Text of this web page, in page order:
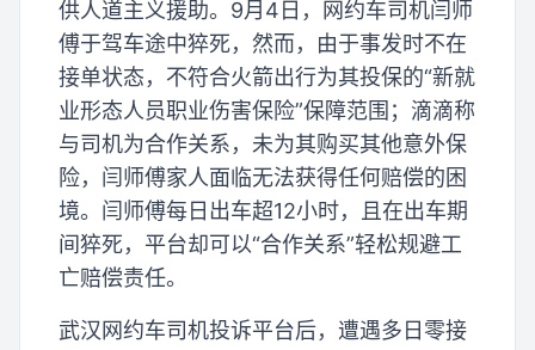
供人道主义援助。9月4日，网约车司机闫师
傅于驾车途中猝死，然而，由于事发时不在
接单状态，不符合火箭出行为其投保的“新就
业形态人员职业伤害保险”保障范围；滴滴称
与司机为合作关系，未为其购买其他意外保
险，闫师傅家人面临无法获得任何赔偿的困
境。闫师傅每日出车超12小时，且在出车期
间猝死，平台却可以“合作关系”轻松规避工
亡赔偿责任。
武汉网约车司机投诉平台后，遭遇多日零接